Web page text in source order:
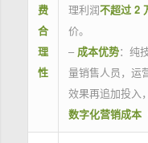
费
合
理
性
理利润不超过 2
价。
– 成本优势：纯
量销售人员，运
效果再追加投入
数字化营销成本